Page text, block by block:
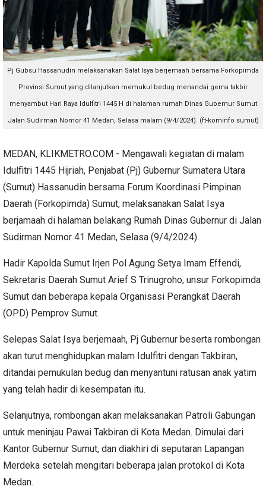
Pj Gubsu Hassanudin melaksanakan Salat Isya berjemaah bersama Forkopimda
Provinsi Sumut yang dilanjutkan memukul bedug menandai gema takbir
menyambut Hari Raya Idulfitri 1445 H di halaman rumah Dinas Gubernur Sumut
Jalan Sudirman Nomor 41 Medan, Selasa malam (9/4/2024). (ft-kominfo sumut)
MEDAN, KLIKMETRO.COM - Mengawali kegiatan di malam
Idulfitri 1445 Hijriah, Penjabat (Pj) Gubernur Sumatera Utara
(Sumut) Hassanudin bersama Forum Koordinasi Pimpinan
Daerah (Forkopimda) Sumut, melaksanakan Salat Isya
berjamaah di halaman belakang Rumah Dinas Gubernur di Jalan
Sudirman Nomor 41 Medan, Selasa (9/4/2024).
Hadir Kapolda Sumut Irjen Pol Agung Setya Imam Effendi,
Sekretaris Daerah Sumut Arief S Trinugroho, unsur Forkopimda
Sumut dan beberapa kepala Organisasi Perangkat Daerah
(OPD) Pemprov Sumut.
Selepas Salat Isya berjemaah, Pj Gubernur beserta rombongan
akan turut menghidupkan malam Idulfitri dengan Takbiran,
ditandai pemukulan bedug dan menyantuni ratusan anak yatim
yang telah hadir di kesempatan itu.
Selanjutnya, rombongan akan melaksanakan Patroli Gabungan
untuk meninjau Pawai Takbiran di Kota Medan. Dimulai dari
Kantor Gubernur Sumut, dan diakhiri di seputaran Lapangan
Merdeka setelah mengitari beberapa jalan protokol di Kota
Medan.